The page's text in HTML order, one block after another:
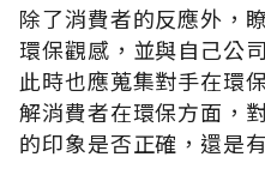
除了消費者的反應外，
環保觀感，並與自己公
此時也應蒐集對手在環
解消費者在環保方面，
的印象是否正確，還是